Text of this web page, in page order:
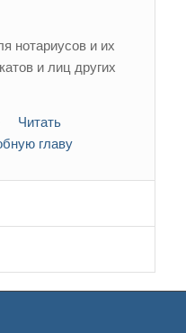
нотариусов и их
и лиц других
Читать
главу